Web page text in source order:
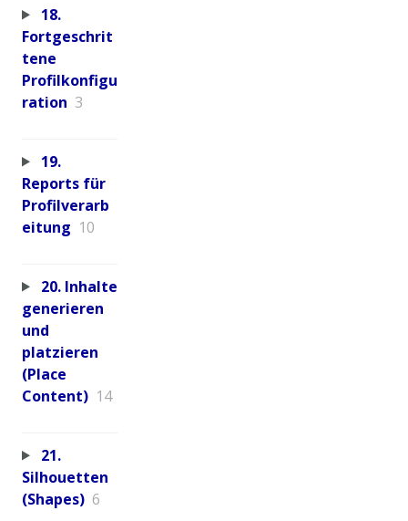
18.
Fortgeschrit
tene
Profilkonfigu
ration 3
19.
Reports für
Profilverarb
eitung 10
20. Inhalte
generieren
und
platzieren
(Place
Content) 14
21.
Silhouetten
(Shapes) 6